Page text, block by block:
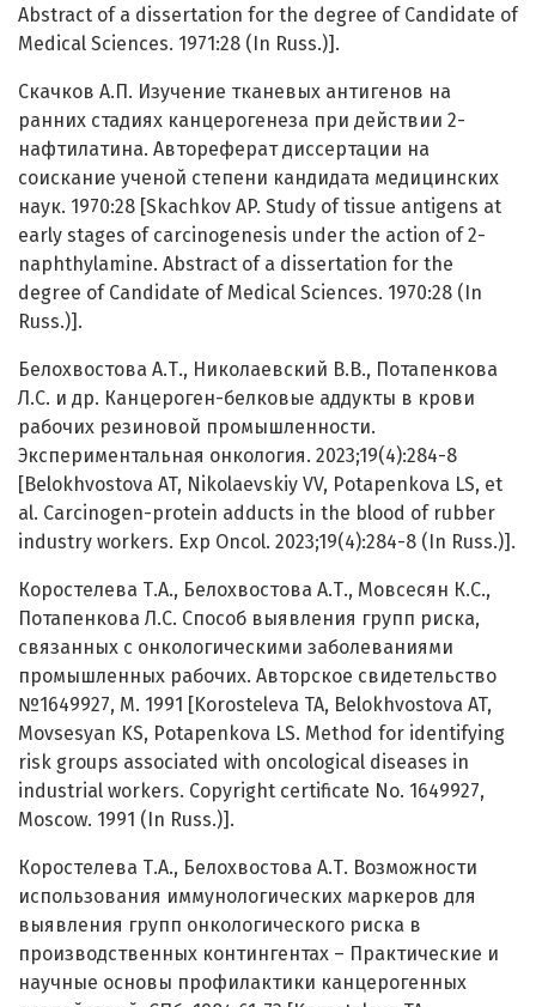
Abstract of a dissertation for the degree of Candidate of
Medical Sciences. 1971:28 (In Russ.)].
Скачков А.П. Изучение тканевых антигенов на
ранних стадиях канцерогенеза при действии 2-
нафтилатина. Автореферат диссертации на
соискание ученой степени кандидата медицинских
наук. 1970:28 [Skachkov AP. Study of tissue antigens at
early stages of carcinogenesis under the action of 2-
naphthylamine. Abstract of a dissertation for the
degree of Candidate of Medical Sciences. 1970:28 (In
Russ.)].
Белохвостова А.Т., Николаевский В.В., Потапенкова
Л.С. и др. Канцероген-белковые аддукты в крови
рабочих резиновой промышленности.
Экспериментальная онкология. 2023;19(4):284-8
[Belokhvostova AT, Nikolaevskiy VV, Potapenkova LS, et
al. Carcinogen-protein adducts in the blood of rubber
industry workers. Exp Oncol. 2023;19(4):284-8 (In Russ.)].
Коростелева Т.А., Белохвостова А.Т., Мовсесян К.С.,
Потапенкова Л.С. Способ выявления групп риска,
связанных с онкологическими заболеваниями
промышленных рабочих. Авторское свидетельство
№1649927, М. 1991 [Korosteleva TA, Belokhvostova AT,
Movsesyan KS, Potapenkova LS. Method for identifying
risk groups associated with oncological diseases in
industrial workers. Copyright certificate No. 1649927,
Moscow. 1991 (In Russ.)].
Коростелева Т.А., Белохвостова А.Т. Возможности
использования иммунологических маркеров для
выявления групп онкологического риска в
производственных контингентах – Практические и
научные основы профилактики канцерогенных